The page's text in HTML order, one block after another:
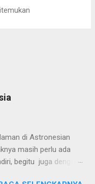
bercerita bahwa rotan
dahulu. Setelah
di Astronesian
masih perlu ada
begitu juga dengan